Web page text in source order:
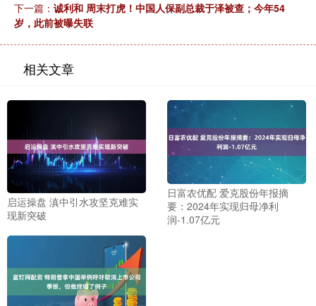
下一篇： 诚利和 周末打虎！中国人保副总裁于泽被查；今年54
岁，此前被曝失联
相关文章
启运操盘 滇中引水攻坚克难实
现新突破
日富农优配 爱克股份年报摘
要：2024年实现归母净利
润-1.07亿元